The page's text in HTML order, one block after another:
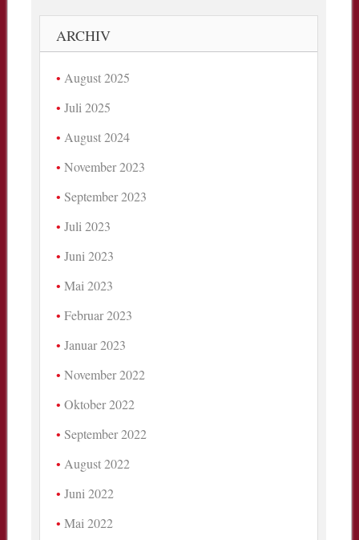
ARCHIV
August 2025
Juli 2025
August 2024
November 2023
September 2023
Juli 2023
Juni 2023
Mai 2023
Februar 2023
Januar 2023
November 2022
Oktober 2022
September 2022
August 2022
Juni 2022
Mai 2022